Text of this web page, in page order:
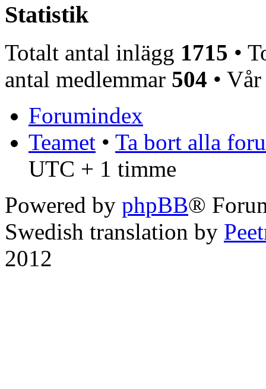
Statistik
Totalt antal inlägg 1715 •
antal medlemmar 504 •
Forumindex
Teamet • Ta bort alla
UTC + 1 timme
Powered by phpBB®
Swedish translation by
2012